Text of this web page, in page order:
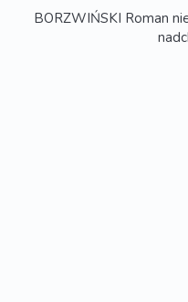
BORZWIŃSKI Roman